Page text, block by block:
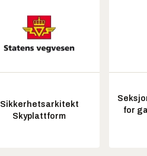
Sikkerhetsarkitekt
Skyplattform
for